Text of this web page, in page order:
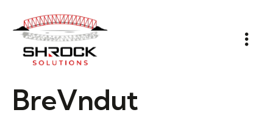
BreVndut